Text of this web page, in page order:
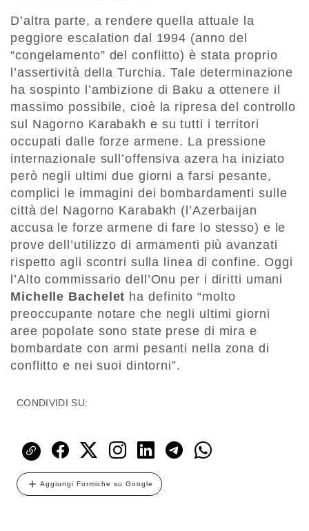
D’altra parte, a rendere quella attuale la
peggiore escalation dal 1994 (anno del
“congelamento” del conflitto) è stata proprio
l’assertività della Turchia. Tale determinazione
ha sospinto l’ambizione di Baku a ottenere il
massimo possibile, cioè la ripresa del controllo
sul Nagorno Karabakh e su tutti i territori
occupati dalle forze armene. La pressione
internazionale sull’offensiva azera ha iniziato
però negli ultimi due giorni a farsi pesante,
complici le immagini dei bombardamenti sulle
città del Nagorno Karabakh (l’Azerbaijan
accusa le forze armene di fare lo stesso) e le
prove dell’utilizzo di armamenti più avanzati
rispetto agli scontri sulla linea di confine. Oggi
l’Alto commissario dell’Onu per i diritti umani
Michelle Bachelet ha definito “molto
preoccupante notare che negli ultimi giorni
aree popolate sono state prese di mira e
bombardate con armi pesanti nella zona di
conflitto e nei suoi dintorni”.
CONDIVIDI SU:
Aggiungi Formiche su Google